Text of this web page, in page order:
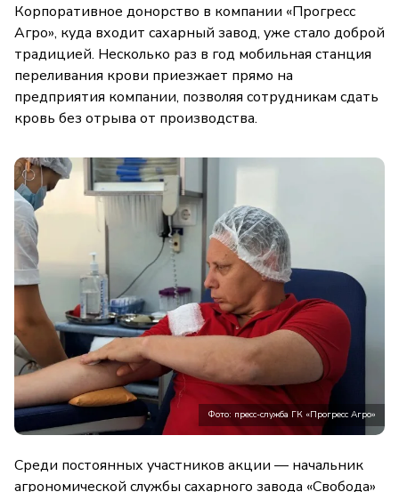
Корпоративное донорство в компании «Прогресс
Агро», куда входит сахарный завод, уже стало доброй
традицией. Несколько раз в год мобильная станция
переливания крови приезжает прямо на
предприятия компании, позволяя сотрудникам сдать
кровь без отрыва от производства.
Фото: пресс-служба ГК «Прогресс Агро»
Среди постоянных участников акции — начальник
агрономической службы сахарного завода «Свобода»